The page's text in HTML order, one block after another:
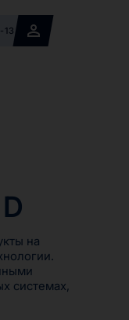
на
системах,